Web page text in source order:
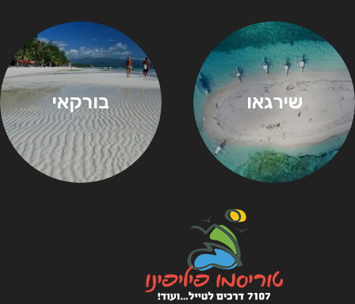
שירגאו בורקאי